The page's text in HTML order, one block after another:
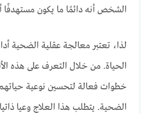
الشخص أنه دائمًا ما يكون مستهدفًا
لذا، تعتبر معالجة عقلية الضحية
الحياة. من خلال التعرف على هذه
خطوات فعالة لتحسين نوعية
الضحية. يتطلب هذا العلاج وعيا